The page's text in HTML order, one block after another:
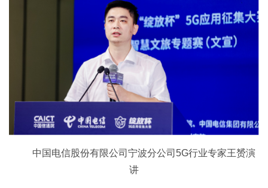
中国电信股份有限公司宁波分公司5G行业专家王赟演
讲